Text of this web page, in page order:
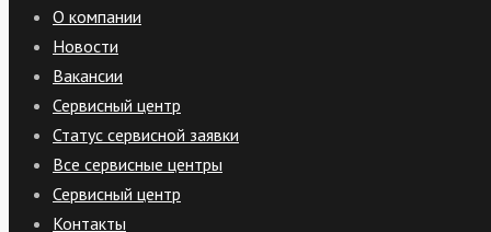
О компании
Новости
Вакансии
Сервисный центр
Статус сервисной заявки
Все сервисные центры
Сервисный центр
Контакты